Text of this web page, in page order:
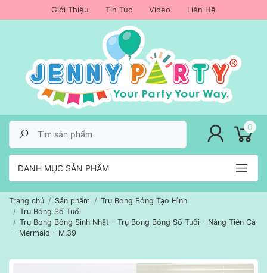
Giới Thiệu Tin Tức Video Liên Hệ
DANH MỤC SẢN PHẨM
0
Trang chủ Sản phẩm
Trụ Bong Bóng Tạo Hình
Trụ Bóng Số Tuổi
Trụ Bong Bóng Sinh Nhật - Trụ Bong Bóng Số Tuổi - Nàng Tiên Cá
- Mermaid - M.39